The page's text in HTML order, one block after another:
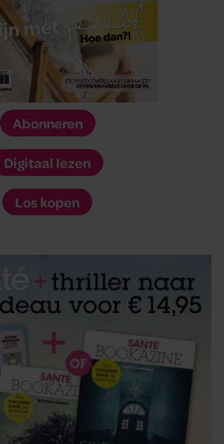
Abonneren
Digitaal lezen
Los kopen